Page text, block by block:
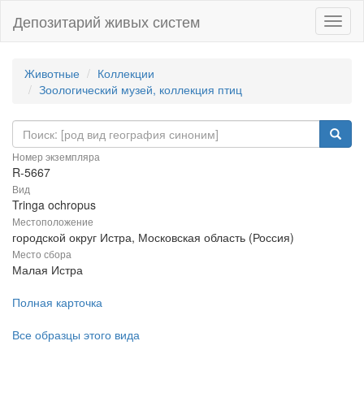
Депозитарий живых систем
Животные
Коллекции
Зоологический музей, коллекция птиц
Номер экземпляра
R-5667
Вид
Tringa ochropus
Местоположение
городской округ Истра, Московская область (Россия)
Место сбора
Малая Истра
Полная карточка
Все образцы этого вида